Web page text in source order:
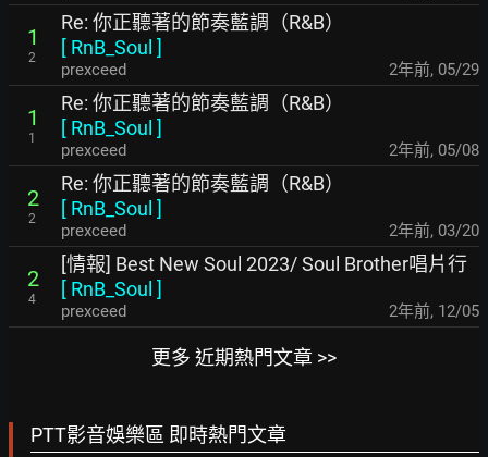
1
2
Re: 你正聽著的節奏藍調（R&B）
[ RnB_Soul ]
prexceed 2年前, 05/29
1
1
Re: 你正聽著的節奏藍調（R&B）
[ RnB_Soul ]
prexceed 2年前, 05/08
2
2
Re: 你正聽著的節奏藍調（R&B）
[ RnB_Soul ]
prexceed 2年前, 03/20
2
4
[情報] Best New Soul 2023/ Soul Brother唱片行
[ RnB_Soul ]
prexceed 2年前, 12/05
更多 近期熱門文章 >>
PTT影音娛樂區 即時熱門文章